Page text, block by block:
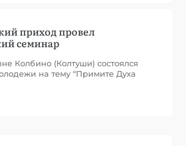
приход провел
семинар
Колбино (Колтуши) состоялся
на тему “Примите Духа